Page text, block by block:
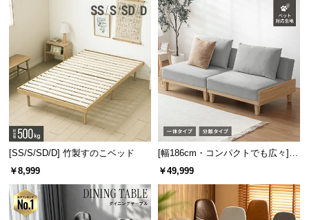
規
約
に
つ
て
お
客
[SS/S/SD/D] 竹製すのこベッド
￥8,999
[幅186cm・コンパクトでも広々] 3
人掛けソファベッド リクライニン
グ 天然木フレーム 北欧
￥49,999